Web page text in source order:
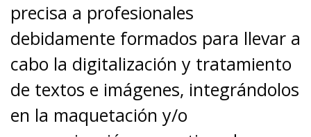
precisa a profesionales
debidamente formados para llevar a
cabo la digitalización y tratamiento
de textos e imágenes, integrándolos
en la maquetación y/o